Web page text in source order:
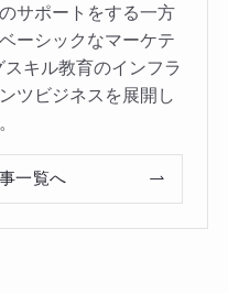
サポートをする一方
ーシックなマーケテ
キル教育のインフラ
ツビジネスを展開し
一覧へ